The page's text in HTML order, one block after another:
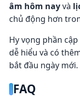
âm hôm nayvà
chủ động hơn
Hy vọng phần
dễ hiểu và có
bắt đầu ngày mới.
FAQ